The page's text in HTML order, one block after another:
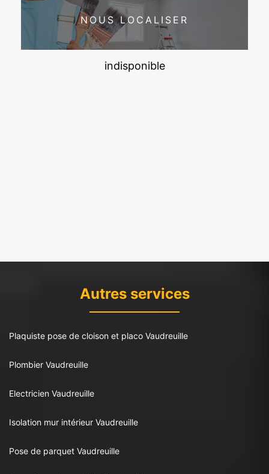
NOUS LOCALISER
indisponible
Autres services
Plaquiste pose de cloison et placo Vaudreuille
Plombier Vaudreuille
Electricien Vaudreuille
Isolation mur intérieur Vaudreuille
Pose de parquet Vaudreuille